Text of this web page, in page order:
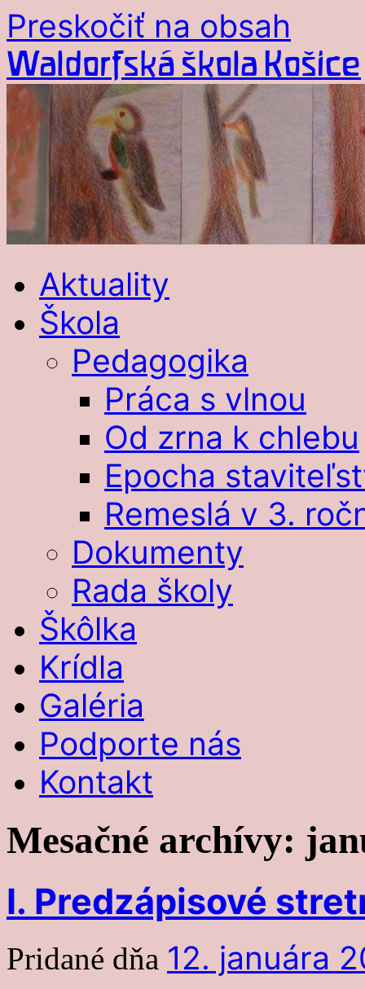
Preskočiť na obsah
Waldorfská škola Košice
Aktuality
Škola
Pedagogika
Práca s vlnou
Od zrna k chlebu
Epocha
Remeslá v 3.
Dokumenty
Rada školy
Škôlka
Krídla
Galéria
Podporte nás
Kontakt
Mesačné archívy:
I. Predzápisové
Pridané dňa 12. januára